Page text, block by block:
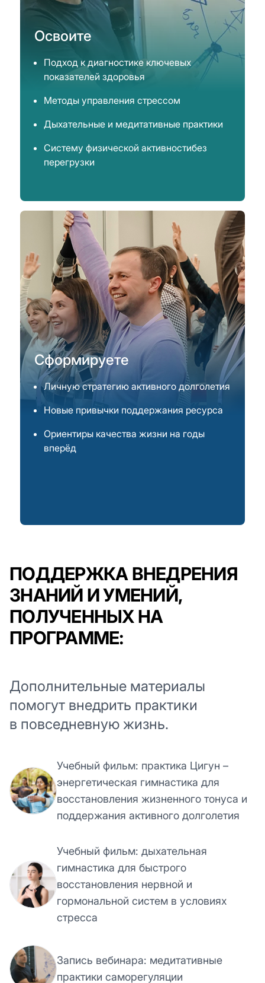
Освоите
Подход к диагностике ключевых
показателей здоровья
Методы управления стрессом
Дыхательные и медитативные практики
Систему физической активностибез
перегрузки
Сформируете
Личную стратегию активного долголетия
Новые привычки поддержания ресурса
Ориентиры качества жизни на годы
вперёд
ПОДДЕРЖКА ВНЕДРЕНИЯ
ЗНАНИЙ И УМЕНИЙ,
ПОЛУЧЕННЫХ НА
ПРОГРАММЕ:
Дополнительные материалы
помогут внедрить практики
в повседневную жизнь.
Учебный фильм: практика Цигун –
энергетическая гимнастика для
восстановления жизненного тонуса и
поддержания активного долголетия
Учебный фильм: дыхательная
гимнастика для быстрого
восстановления нервной и
гормональной систем в условиях
стресса
Запись вебинара: медитативные
практики саморегуляции